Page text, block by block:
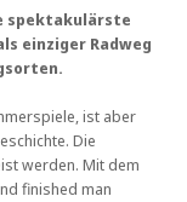
spektakulärste
einziger Radweg
ist aber
Die
werden. Mit dem
finished man